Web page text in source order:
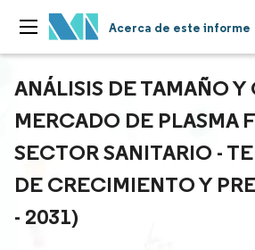
Acerca de este informe
ANÁLISIS DE TAMAÑO Y
MERCADO DE PLASMA
SECTOR SANITARIO -
DE CRECIMIENTO Y
- 2031)